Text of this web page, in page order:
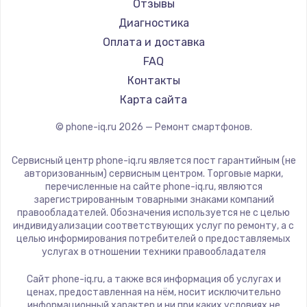
Ремонт смартфонов Poco
Ремонт смартфонов HTC
Ремонт смартфонов Blackmagic
Ремонт смартфонов Nothing
Ремонт смартфонов iQOO
Kyocera
LeEco
OnePlus
teXet
Motorola
Sharp
Elephone
BlackView
Google
Vertu
Nubia
Отзывы
Диагностика
Оплата и доставка
FAQ
Контакты
Карта сайта
© phone-iq.ru 2026 — Ремонт смартфонов.
Сервисный центр phone-iq.ru является пост гарантийным (не
авторизованным) сервисным центром. Торговые марки,
перечисленные на сайте phone-iq.ru, являются
зарегистрированным товарными знаками компаний
правообладателей. Обозначения используется не с целью
индивидуализации соответствующих услуг по ремонту, а с
целью информирования потребителей о предоставляемых
услугах в отношении техники правообладателя
Сайт phone-iq.ru, а также вся информация об услугах и
ценах, предоставленная на нём, носит исключительно